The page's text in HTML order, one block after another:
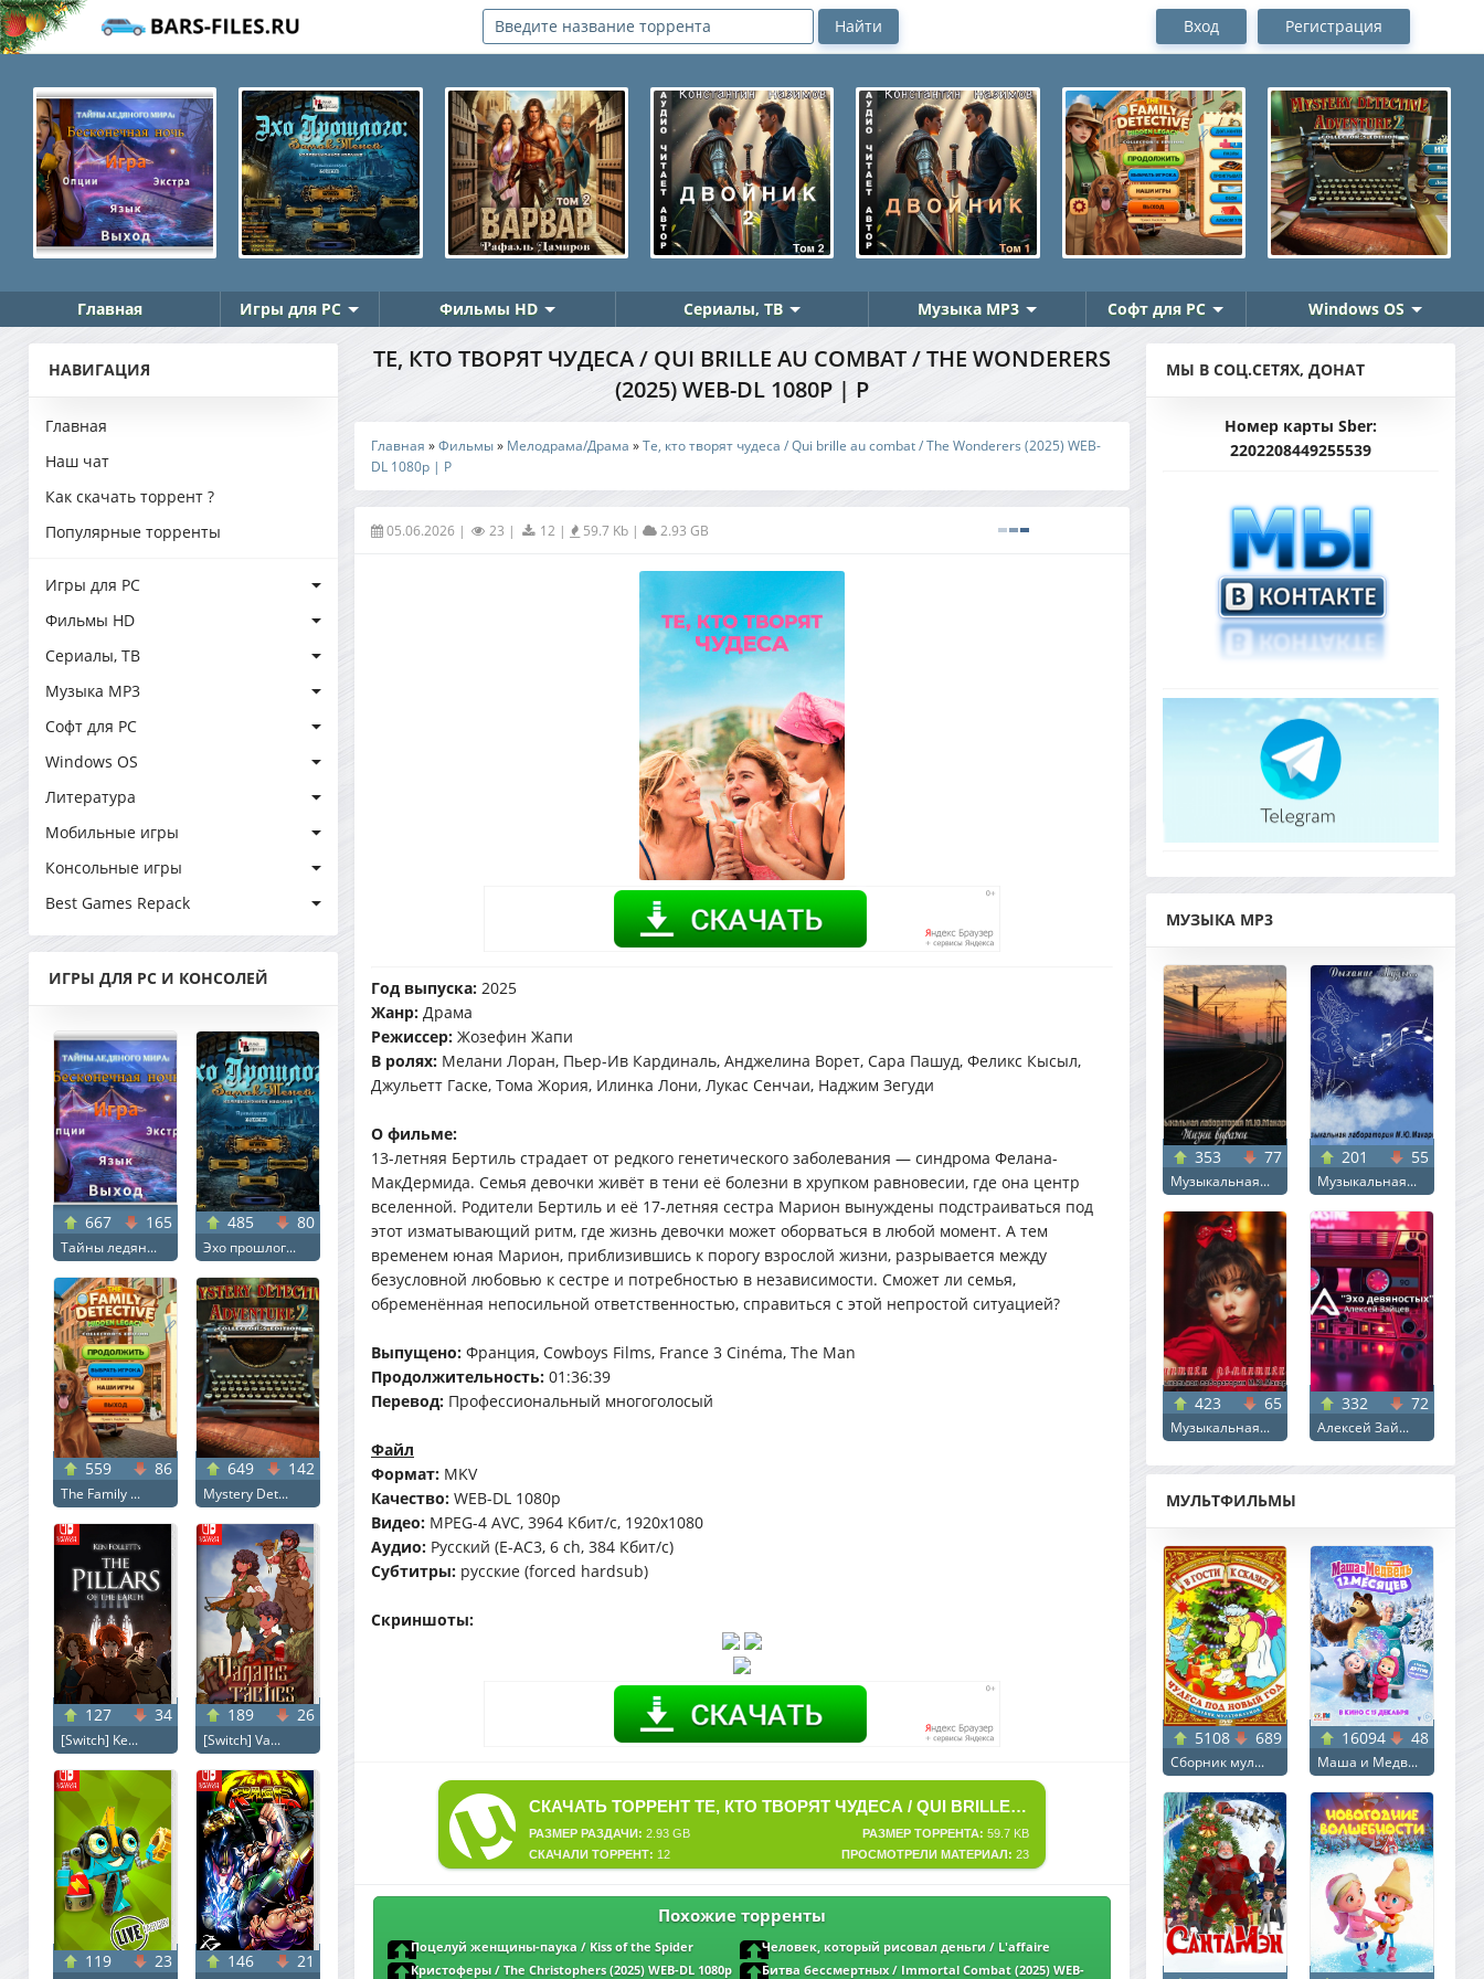
Вход Регистрация
Главная Игры для PC Фильмы HD Сериалы, ТВ Музыка MP3 Софт для PC Windows OS
НАВИГАЦИЯ
Главная
Наш чат
Как скачать торрент ?
Популярные торренты
Игры для PC
Фильмы HD
Сериалы, ТВ
Музыка MP3
Софт для PC
Windows OS
Литература
Мобильные игры
Консольные игры
Best Games Repack
ИГРЫ ДЛЯ PC И КОНСОЛЕЙ
667 165
Тайны ледян...
485 80
Эхо прошлог...
559 86
The Family ...
649 142
Mystery Det...
127 34
[Switch] Ke...
189 26
[Switch] Va...
119 23 146 21
ТЕ, КТО ТВОРЯТ ЧУДЕСА / QUI BRILLE AU COMBAT / THE WONDERERS
(2025) WEB-DL 1080P | P
Главная »Фильмы» Мелодрама/Драма »Те, кто творят чудеса / Qui brille au combat / The Wonderers (2025) WEB-
DL 1080p | P
05.06.2026 | 23 | 12 | 59.7 Kb| 2.93 GB
Год выпуска: 2025
Жанр: Драма
Режиссер: Жозефин Жапи
В ролях: Мелани Лоран, Пьер-Ив Кардиналь, Анджелина Ворет, Сара Пашуд, Феликс Кысыл,
Джульетт Гаске, Тома Жория, Илинка Лони, Лукас Сенчаи, Наджим Зегуди
О фильме:
13-летняя Бертиль страдает от редкого генетического заболевания — синдрома Фелана-
МакДермида. Семья девочки живёт в тени её болезни в хрупком равновесии, где она центр
вселенной. Родители Бертиль и её 17-летняя сестра Марион вынуждены подстраиваться под
этот изматывающий ритм, где жизнь девочки может оборваться в любой момент. А тем
временем юная Марион, приблизившись к порогу взрослой жизни, разрывается между
безусловной любовью к сестре и потребностью в независимости. Сможет ли семья,
обременённая непосильной ответственностью, справиться с этой непростой ситуацией?
Выпущено: Франция, Cowboys Films, France 3 Cinéma, The Man
Продолжительность: 01:36:39
Перевод: Профессиональный многоголосый
Файл
Формат: MKV
Качество: WEB-DL 1080p
Видео: MPEG-4 AVC, 3964 Кбит/с, 1920x1080
Аудио: Русский (E-AC3, 6 ch, 384 Кбит/с)
Субтитры: русские (forced hardsub)
Скриншоты:
СКАЧАТЬ ТОРРЕНТ ТЕ, КТО ТВОРЯТ ЧУДЕСА / QUI BRILLE AU COMBAT / THE WONDERERS (2025) WEB-DL 1080P | P
РАЗМЕР ТОРРЕНТА: 59.7 KB
РАЗМЕР РАЗДАЧИ: 2.93 GB
ПРОСМОТРЕЛИ МАТЕРИАЛ: 23
СКАЧАЛИ ТОРРЕНТ: 12
Похожие торренты
Поцелуй женщины-паука / Kiss of the Spider
Woman (2025) WEB-DL 1080p | D
Человек, который рисовал деньги / L'affaire
Bojarski / The Money Maker (2025) WEB-DL 1080p | L
Кристоферы / The Christophers (2025) WEB-DL 1080p
Битва бессмертных / Immortal Combat (2025) WEB-
МЫ В СОЦ.СЕТЯХ, ДОНАТ
Номер карты Sber:
2202208449255539
МУЗЫКА MP3
353 77
Музыкальная...
201 55
Музыкальная...
423 65
Музыкальная...
332 72
Алексей Зай...
МУЛЬТФИЛЬМЫ
5108 689
Сборник мул...
16094 48
Маша и Медв...